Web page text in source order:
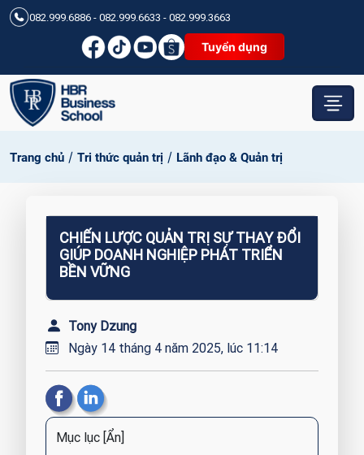
082.999.6886 - 082.999.6633 - 082.999.3663
Tuyển dụng
Trang chủ / Tri thức quản trị / Lãnh đạo & Quản trị
CHIẾN LƯỢC QUẢN TRỊ SỰ THAY ĐỔI
GIÚP DOANH NGHIỆP PHÁT TRIỂN
BỀN VỮNG
Tony Dzung
Ngày 14 tháng 4 năm 2025, lúc 11:14
Mục lục [Ẩn]